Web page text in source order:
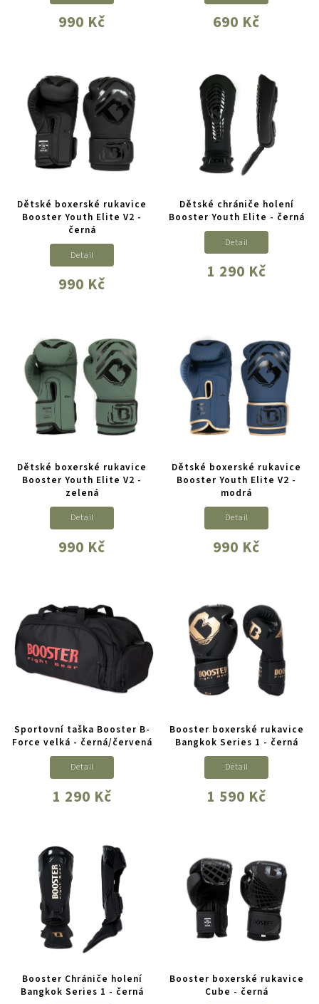
990 Kč 690 Kč
Dětské boxerské rukavice
Booster Youth Elite V2 -
černá
990 Kč
Detail
Dětské chrániče holení
Booster Youth Elite - černá
1 290 Kč
Detail
Dětské boxerské rukavice
Booster Youth Elite V2 -
zelená
990 Kč
Detail
Dětské boxerské rukavice
Booster Youth Elite V2 -
modrá
990 Kč
Detail
Sportovní taška Booster B-
Force velká - černá/červená
1 290 Kč
Detail
Booster boxerské rukavice
Bangkok Series 1 - černá
1 590 Kč
Detail
Booster Chrániče holení
Bangkok Series 1 - černá
Booster boxerské rukavice
Cube - černá